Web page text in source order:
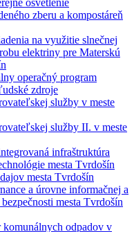
osvetlenie
zberu a kompostáreň
na využitie slnečnej
elektriny pre Materskú
operačný program
zdroje
služby v meste
služby II. v meste
infraštruktúra
mesta Tvrdošín
mesta Tvrdošín
a úrovne informačnej a
mesta Tvrdošín
komunálnych odpadov v